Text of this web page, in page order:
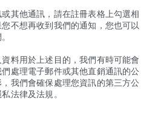
其他通訊，請在註冊表格上勾選相
不想再收到我們的通知，您也可以
料用於上述目的，我們有時可能會
處理電子郵件或其他直銷通訊的公
我們會確保處理您資訊的第三方公
法律及法規。